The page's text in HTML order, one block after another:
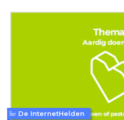
De InternetHelden